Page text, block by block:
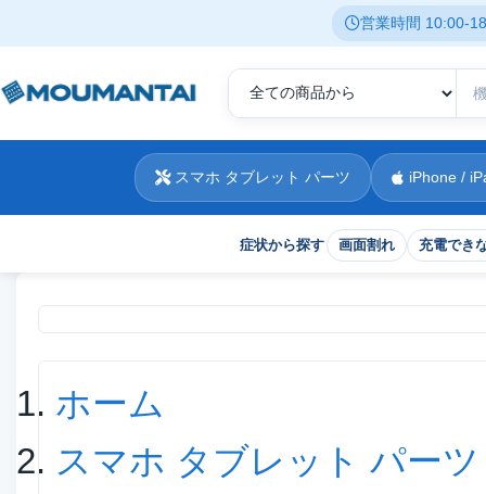
営業時間 10:00-
症状から探す 画面割れ 充電でき
スマホ タブレット パーツ iPhone /
現在位置
ホーム
スマホ タブレット パーツ